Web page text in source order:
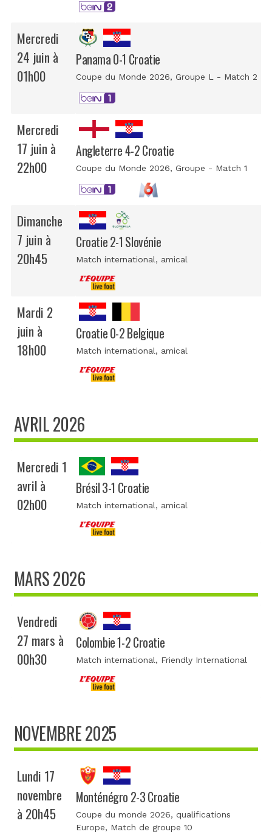
Mercredi
24 juin à
01h00
Panama 0-1 Croatie
Coupe du Monde 2026, Groupe L - Match 2
Mercredi
17 juin à
22h00
Angleterre 4-2 Croatie
Coupe du Monde 2026, Groupe - Match 1
Dimanche
7 juin à
20h45
Croatie 2-1 Slovénie
Match international, amical
Mardi 2
juin à
18h00
Croatie 0-2 Belgique
Match international, amical
AVRIL 2026
Mercredi 1
avril à
02h00
Brésil 3-1 Croatie
Match international, amical
MARS 2026
Vendredi
27 mars à
00h30
Colombie 1-2 Croatie
Match international, Friendly International
NOVEMBRE 2025
Lundi 17
novembre
à 20h45
Monténégro 2-3 Croatie
Coupe du monde 2026, qualifications
Europe, Match de groupe 10